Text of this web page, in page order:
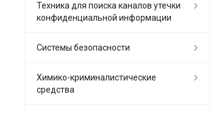
Техника для поиска каналов утечки
конфиденциальной информации
Системы безопасности
Химико-криминалистические
средства